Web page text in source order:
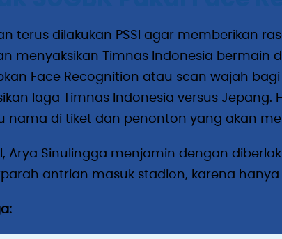
terus dilakukan PSSI agar memberikan
menyaksikan Timnas Indonesia bermain di
Face Recognition atau scan wajah
laga Timnas Indonesia versus
nama di tiket dan penonton yang akan
Arya Sinulingga menjamin dengan
antrian masuk stadion, karena